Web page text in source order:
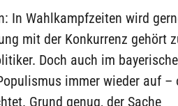
In Wahlkampfzeiten wird
mit der Konkurrenz gehört
Doch auch im
immer wieder auf –
Grund genug, der Sache